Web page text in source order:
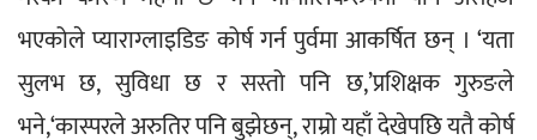
भएकोले प्याराग्लाइडिङ कोर्ष गर्न पुर्वमा आकर्षित छन् । ‘यता
सुलभ छ, सुविधा छ र सस्तो पनि छ,’प्रशिक्षक गुरुङले
भने,‘कास्परले अरुतिर पनि बुझेछन्, राम्रो यहाँ देखेपछि यतै कोर्ष